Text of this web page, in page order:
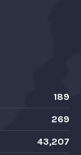
189
269
43,207